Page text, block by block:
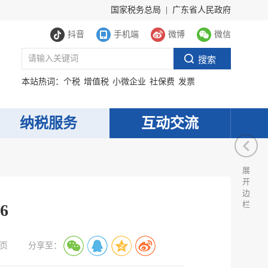
国家税务总局 广东省人民政府
抖音 手机端 微博 微信
本站热词： 个税 增值税 小微企业 社保费 发票
纳税服务 互动交流
分享至：
展
开
边
栏